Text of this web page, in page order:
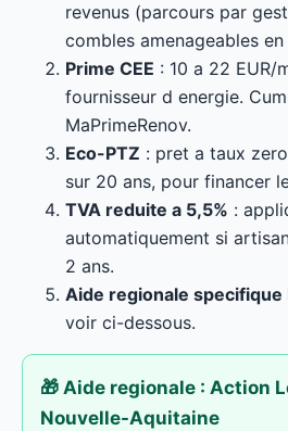
revenus (parcours par
combles amenageables
Prime CEE : 10 a 22 EUR/
fournisseur d energie.
MaPrimeRenov.
Eco-PTZ : pret a taux
sur 20 ans, pour financer
TVA reduite a 5,5% :
automatiquement si
2 ans.
Aide regionale
voir ci-dessous.
🎁 Aide regionale : Action
Nouvelle-Aquitaine